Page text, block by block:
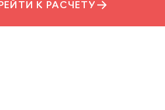
К РАСЧЕТУ